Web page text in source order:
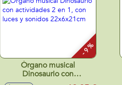
- 9 %
Órgano musical
Dinosaurio con
actividades 2 en 1, con